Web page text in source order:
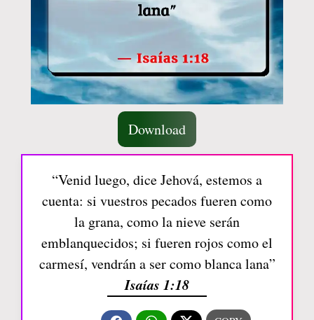
Download
“Venid luego, dice Jehová, estemos a
cuenta: si vuestros pecados fueren como
la grana, como la nieve serán
emblanquecidos; si fueren rojos como el
carmesí, vendrán a ser como blanca lana”
Isaías 1:18